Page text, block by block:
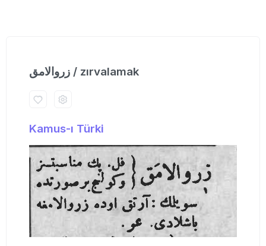
زروالامق / zırvalamak
Kamus-ı Türki